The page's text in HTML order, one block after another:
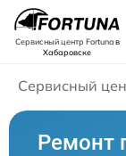
Сервисный центр Fortunaв
Хабаровске
Сервисный
Ремонт